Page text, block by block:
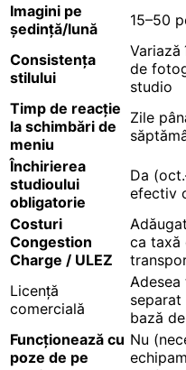
Imagini pe
ședință/lună
15–50
Consistența
stilului
Variază
de
studio
Timp de reacție
la schimbări de
meniu
Zile
Închirierea
studioului
obligatorie
Da
efectiv
Costuri
Congestion
Charge / ULEZ
ca taxă
Licență
comercială
separat
bază
Funcționează cu
poze de pe
Nu